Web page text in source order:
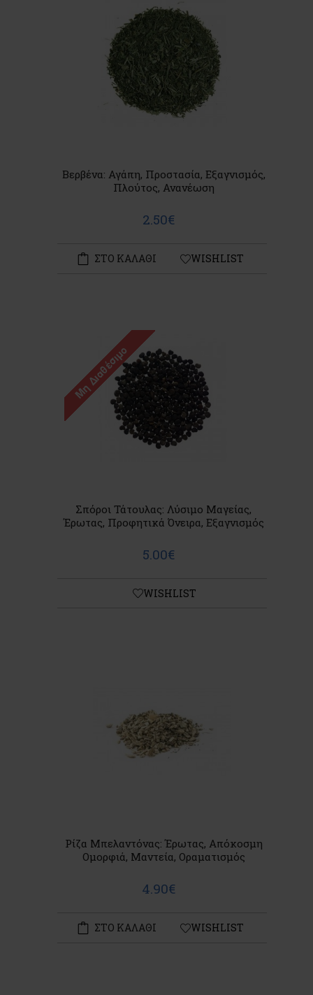
Βερβένα: Αγάπη, Προστασία, Εξαγνισμός,
Πλούτος, Ανανέωση
2.50€
ΣΤΟ ΚΑΛΑΘΙ WISHLIST
Σπόροι Τάτουλας: Λύσιμο Μαγείας,
Έρωτας, Προφητικά Όνειρα, Εξαγνισμός
5.00€
WISHLIST
Ρίζα Μπελαντόνας: Έρωτας, Απόκοσμη
Ομορφιά, Μαντεία, Οραματισμός
4.90€
ΣΤΟ ΚΑΛΑΘΙ WISHLIST